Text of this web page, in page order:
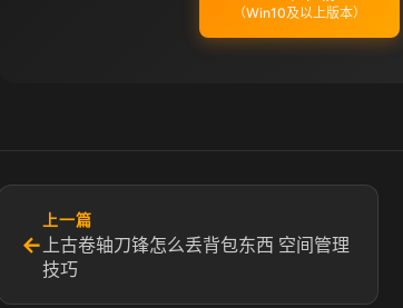
（Win10及以上版本）
←
上一篇
上古卷轴刀锋怎么丢背包东西 空间管理
技巧